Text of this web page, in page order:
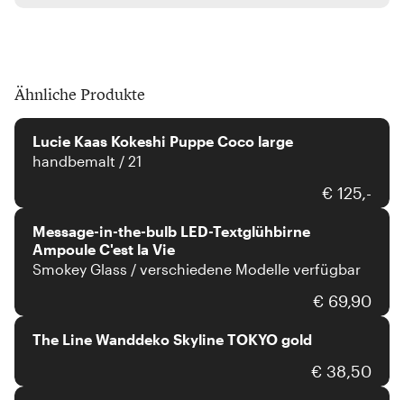
Ähnliche Produkte
Lucie Kaas Kokeshi Puppe Coco large
handbemalt / 21
€ 125,-
Message-in-the-bulb
Message-in-the-bulb LED-Textglühbirne
Ampoule C'est la Vie
Smokey Glass / verschiedene Modelle verfügbar
€ 69,90
The Line
The Line Wanddeko Skyline TOKYO gold
€ 38,50
The Line